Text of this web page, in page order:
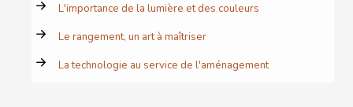
L'importance de la lumière et des couleurs
Le rangement, un art à maîtriser
La technologie au service de l'aménagement